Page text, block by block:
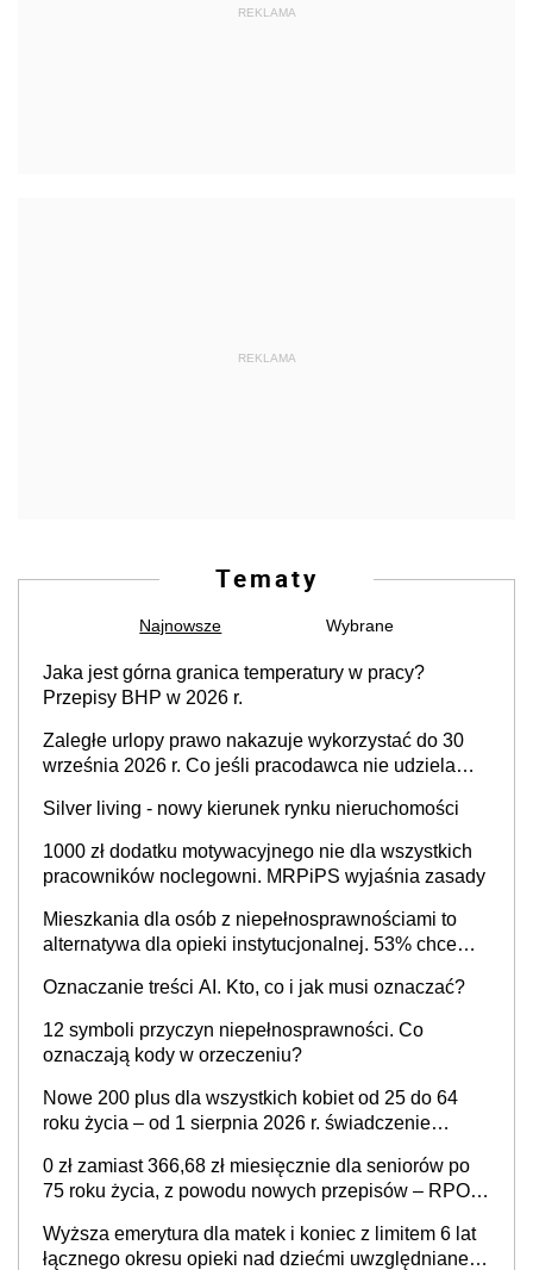
REKLAMA
REKLAMA
Tematy
Najnowsze Wybrane
Jaka jest górna granica temperatury w pracy?
Przepisy BHP w 2026 r.
Zaległe urlopy prawo nakazuje wykorzystać do 30
września 2026 r. Co jeśli pracodawca nie udziela
Silver living - nowy kierunek rynku nieruchomości
1000 zł dodatku motywacyjnego nie dla wszystkich
pracowników noclegowni. MRPiPS wyjaśnia zasady
Mieszkania dla osób z niepełnosprawnościami to
alternatywa dla opieki instytucjonalnej. 53% chce
Oznaczanie treści AI. Kto, co i jak musi oznaczać?
12 symboli przyczyn niepełnosprawności. Co
oznaczają kody w orzeczeniu?
Nowe 200 plus dla wszystkich kobiet od 25 do 64
roku życia – od 1 sierpnia 2026 r. świadczenie
0 zł zamiast 366,68 zł miesięcznie dla seniorów po
75 roku życia, z powodu nowych przepisów – RPO
Wyższa emerytura dla matek i koniec z limitem 6 lat
łącznego okresu opieki nad dziećmi uwzględnianego